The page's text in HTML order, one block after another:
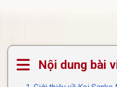
Nội dung bài